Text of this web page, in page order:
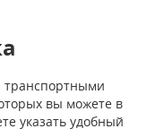
транспортными
вы можете в
указать удобный